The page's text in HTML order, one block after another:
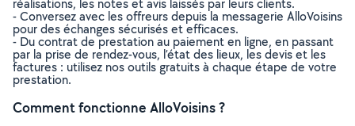
réalisations, les notes et avis laissés par leurs clients.
- Conversez avec les offreurs depuis la messagerie AlloVoisins
pour des échanges sécurisés et efficaces.
- Du contrat de prestation au paiement en ligne, en passant
par la prise de rendez-vous, l’état des lieux, les devis et les
factures : utilisez nos outils gratuits à chaque étape de votre
prestation.
Comment fonctionne AlloVoisins ?